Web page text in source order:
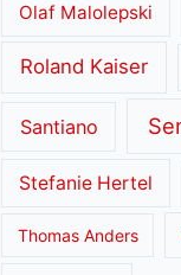
Olaf Malolepski
Roland Kaiser
Santiano
Stefanie Hertel
Thomas Anders